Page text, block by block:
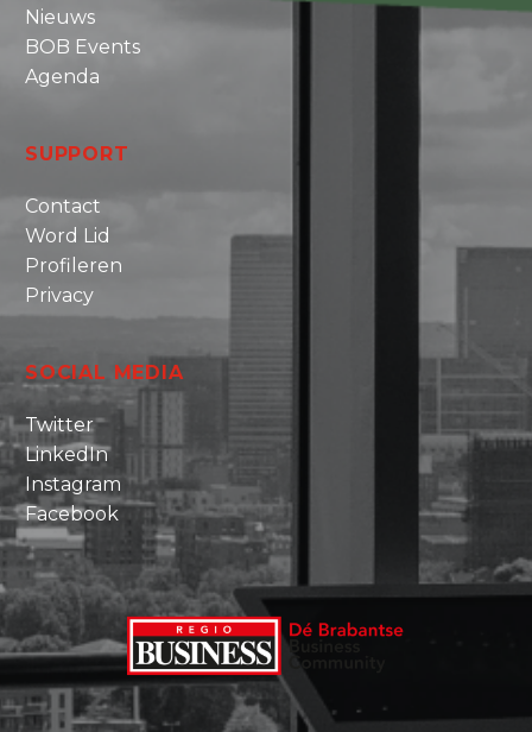
Nieuws
BOB Events
Agenda
SUPPORT
Contact
Word Lid
Profileren
Privacy
SOCIAL MEDIA
Twitter
LinkedIn
Instagram
Facebook